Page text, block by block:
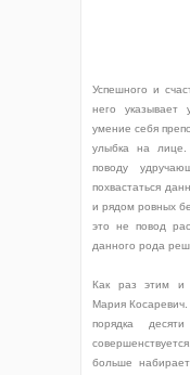
Успешного и
него указывает
умение себя
улыбка на лице.
поводу
похвастаться
и рядом ровных
это не повод
данного рода
Как раз этим и
Мария
порядка
больше